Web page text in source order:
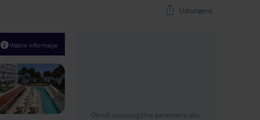
Udostępnij
Określ poszczególne parametry aby
Ważne informacje
Next slide
1 /39